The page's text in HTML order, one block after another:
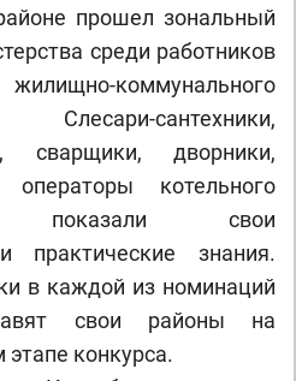
прошел зональный
среди работников
коммунального
сантехники,
сварщики, дворники,
котельного
показали свои
практические знания.
в каждой из номинаций
свои районы на
этапе конкурса.